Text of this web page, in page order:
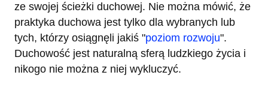
ze swojej ścieżki duchowej. Nie można mówić, że
praktyka duchowa jest tylko dla wybranych lub
tych, którzy osiągnęli jakiś "poziom rozwoju".
Duchowość jest naturalną sferą ludzkiego życia i
nikogo nie można z niej wykluczyć.